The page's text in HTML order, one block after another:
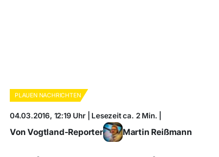
PLAUEN NACHRICHTEN
04.03.2016, 12:19 Uhr | Lesezeit ca. 2 Min. |
Von Vogtland-Reporter Martin Reißmann